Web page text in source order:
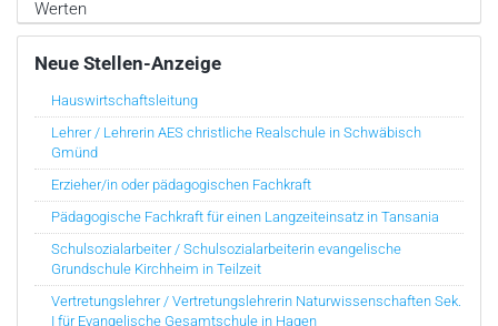
Neue Stellen-Anzeige
Hauswirtschaftsleitung
Lehrer / Lehrerin AES christliche Realschule in Schwäbisch
Gmünd
Erzieher/in oder pädagogischen Fachkraft
Pädagogische Fachkraft für einen Langzeiteinsatz in Tansania
Schulsozialarbeiter / Schulsozialarbeiterin evangelische
Grundschule Kirchheim in Teilzeit
Vertretungslehrer / Vertretungslehrerin Naturwissenschaften Sek.
I für Evangelische Gesamtschule in Hagen